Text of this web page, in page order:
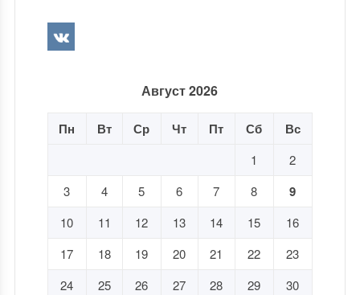
Август 2026
Пн Вт Ср Чт Пт Сб Вс
1
2
3
4 5 6 7 8 9
10 11 12 13 14 15
16
17
18 19 20 21 22
23
24
25 26 27 28 29
30